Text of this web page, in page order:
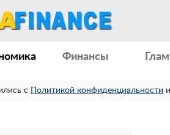
Финансы
с Политикой конфиденциальности